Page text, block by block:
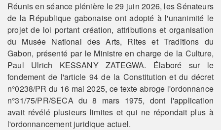
Réunis en séance plénière le 29 juin 2026, les Sénateurs
de la République gabonaise ont adopté à l'unanimité le
projet de loi portant création, attributions et organisation
du Musée National des Arts, Rites et Traditions du
Gabon, présenté par le Ministre en charge de la Culture,
Paul Ulrich KESSANY ZATEGWA. Élaboré sur le
fondement de l'article 94 de la Constitution et du décret
n°0238/PR du 16 mai 2025, ce texte abroge l'ordonnance
n°31/75/PR/SECA du 8 mars 1975, dont l'application
avait révélé plusieurs limites et qui ne répondait plus à
l'ordonnancement juridique actuel.